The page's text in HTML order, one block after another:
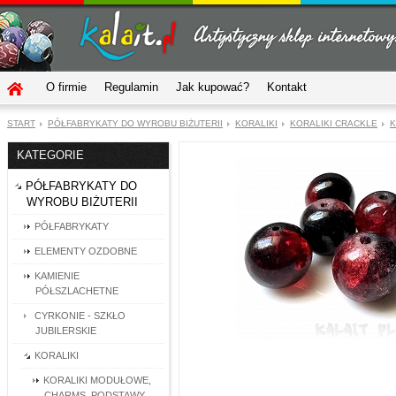
O firmie Regulamin Jak kupować? Kontakt
START PÓŁFABRYKATY DO WYROBU BIŻUTERII KORALIKI KORALIKI CRACKLE
KATEGORIE
PÓŁFABRYKATY DO
WYROBU BIŻUTERII
PÓŁFABRYKATY
ELEMENTY OZDOBNE
KAMIENIE
PÓŁSZLACHETNE
CYRKONIE - SZKŁO
JUBILERSKIE
KORALIKI
KORALIKI MODUŁOWE,